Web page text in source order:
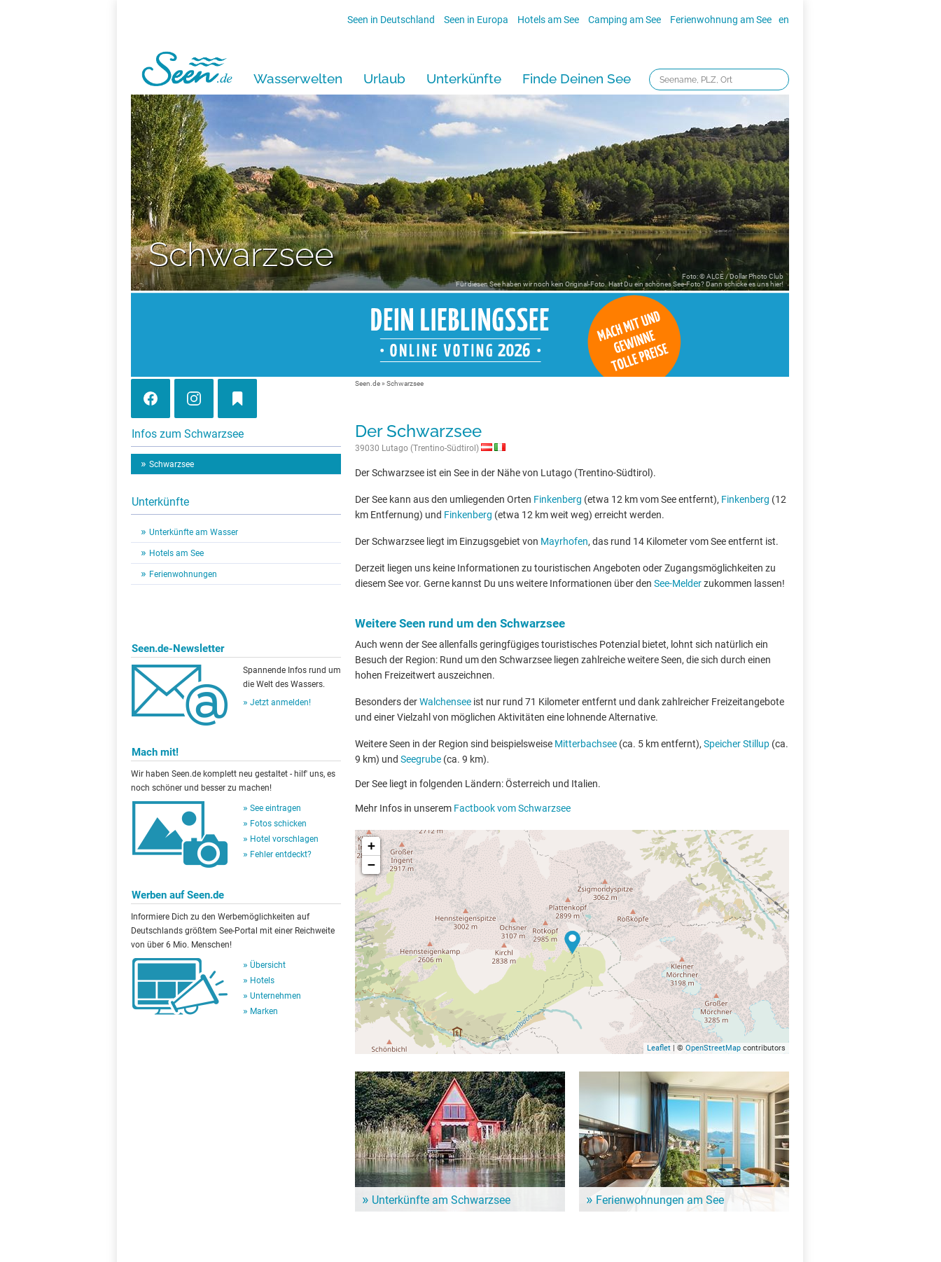
Seen in Deutschland Seen in Europa Hotels am See Camping am See Ferienwohnung am See en
Wasserwelten Urlaub Unterkünfte Finde Deinen See
Schwarzsee
Foto: © ALCE / Dollar Photo Club
Für diesen See haben wir noch kein Original-Foto. Hast Du ein schönes See-Foto? Dann schicke es uns hier!
Infos zum Schwarzsee
Schwarzsee
Unterkünfte
Unterkünfte am Wasser
Hotels am See
Ferienwohnungen
Seen.de-Newsletter
Spannende Infos rund um
die Welt des Wassers.
Jetzt anmelden!
Mach mit!
Wir haben Seen.de komplett neu gestaltet - hilf' uns, es
noch schöner und besser zu machen!
See eintragen
Fotos schicken
Hotel vorschlagen
Fehler entdeckt?
Werben auf Seen.de
Informiere Dich zu den Werbemöglichkeiten auf
Deutschlands größtem See-Portal mit einer Reichweite
von über 6 Mio. Menschen!
Übersicht
Hotels
Unternehmen
Marken
Seen.de» Schwarzsee
Der Schwarzsee
39030 Lutago (Trentino-Südtirol)
Der Schwarzsee ist ein See in der Nähe von Lutago (Trentino-Südtirol).
Der See kann aus den umliegenden Orten Finkenberg (etwa 12 km vom See entfernt), Finkenberg (12
km Entfernung) und Finkenberg (etwa 12 km weit weg) erreicht werden.
Der Schwarzsee liegt im Einzugsgebiet von Mayrhofen, das rund 14 Kilometer vom See entfernt ist.
Derzeit liegen uns keine Informationen zu touristischen Angeboten oder Zugangsmöglichkeiten zu
diesem See vor. Gerne kannst Du uns weitere Informationen über den See-Melderzukommen lassen!
Weitere Seen rund um den Schwarzsee
Auch wenn der See allenfalls geringfügiges touristisches Potenzial bietet, lohnt sich natürlich ein
Besuch der Region: Rund um den Schwarzsee liegen zahlreiche weitere Seen, die sich durch einen
hohen Freizeitwert auszeichnen.
Besonders derWalchensee ist nur rund 71 Kilometer entfernt und dank zahlreicher Freizeitangebote
und einer Vielzahl von möglichen Aktivitäten eine lohnende Alternative.
Weitere Seen in der Region sind beispielsweise Mitterbachsee (ca. 5 km entfernt), Speicher Stillup (ca.
9 km) und Seegrube (ca. 9 km).
Der See liegt in folgenden Ländern: Österreich und Italien.
Mehr Infos in unserem Factbook vom Schwarzsee
+
−
Leaflet | © OpenStreetMap contributors
Unterkünfte am Schwarzsee Ferienwohnungen am See